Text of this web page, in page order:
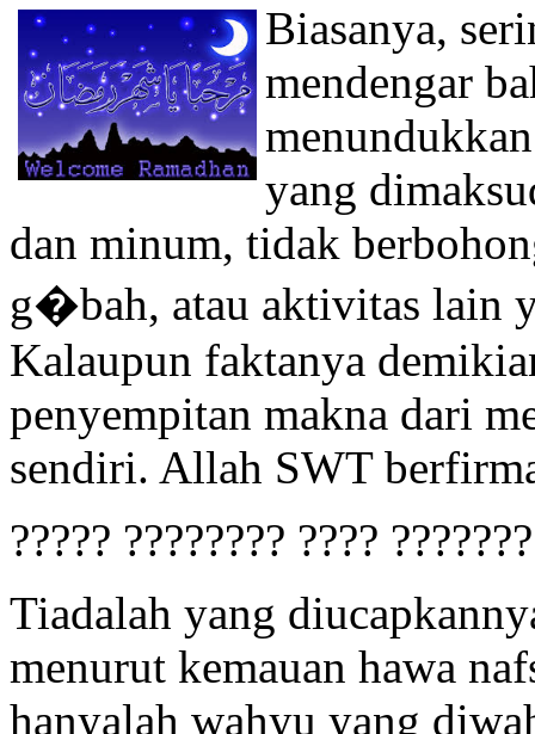
Biasanya,
mendengar
yang
dan minum, tidak
g�bah, atau aktivitas lain
Kalaupun faktanya
penyempitan makna dari
sendiri. Allah SWT
????? ???????? ????
Tiadalah yang
menurut kemauan hawa
hanyalah wahyu yang